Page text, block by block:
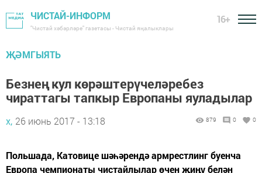
ЧИСТАЙ-ИНФОРМ
"Чистай хәбәрләре" газетасы - Чистай яңалыклары
16+
ҖӘМГЫЯТЬ
Безнең кул көрәштерүчеләребез
чираттагы тапкыр Европаны яуладылар
х, 26 июнь 2017 - 13:18 879 0 0
Польшада, Катовице шәһәрендә армрестлинг буенча
Европа чемпионаты чистайлылар өчен җиңү белән